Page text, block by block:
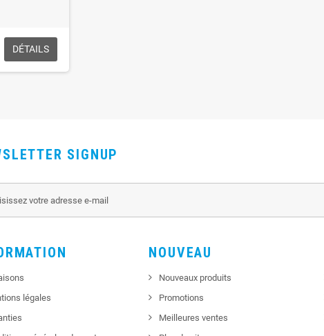
DÉTAILS
SIGNUP
légales
NOUVEAU
Nouveaux produits
Promotions
Meilleures ventes